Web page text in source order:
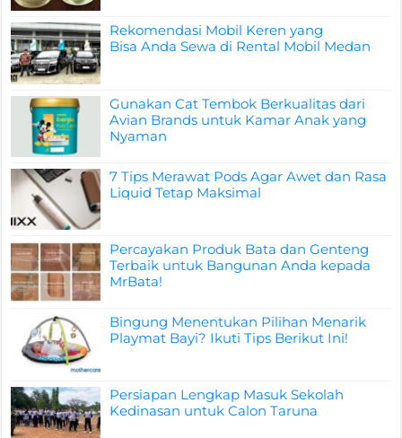
Rekomendasi Mobil Keren yang
Bisa Anda Sewa di Rental Mobil Medan
Gunakan Cat Tembok Berkualitas dari
Avian Brands untuk Kamar Anak yang
Nyaman
7 Tips Merawat Pods Agar Awet dan Rasa
Liquid Tetap Maksimal
Percayakan Produk Bata dan Genteng
Terbaik untuk Bangunan Anda kepada
MrBata!
Bingung Menentukan Pilihan Menarik
Playmat Bayi? Ikuti Tips Berikut Ini!
Persiapan Lengkap Masuk Sekolah
Kedinasan untuk Calon Taruna